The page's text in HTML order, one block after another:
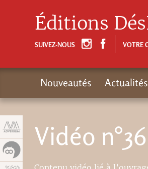
Vidéo
Éditions
SUIVEZ-NOUS VOTRE
Nouveautés Actualités